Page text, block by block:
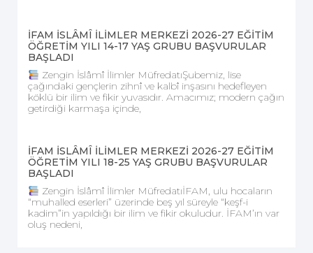
İFAM İSLÂMÎ İLİMLER MERKEZİ 2026-27 EĞİTİM
ÖĞRETİM YILI 14-17 YAŞ GRUBU BAŞVURULAR
BAŞLADI
Zengin İslâmî İlimler MüfredatıŞubemiz, lise
çağındaki gençlerin zihnî ve kalbî inşasını hedefleyen
köklü bir ilim ve fikir yuvasıdır. Amacımız; modern çağın
getirdiği karmaşa içinde,
İFAM İSLÂMÎ İLİMLER MERKEZİ 2026-27 EĞİTİM
ÖĞRETİM YILI 18-25 YAŞ GRUBU BAŞVURULAR
BAŞLADI
Zengin İslâmî İlimler MüfredatıİFAM, ulu hocaların
“muhalled eserleri” üzerinde beş yıl süreyle “keşf-i
kadim”in yapıldığı bir ilim ve fikir okuludur. İFAM’ın var
oluş nedeni,